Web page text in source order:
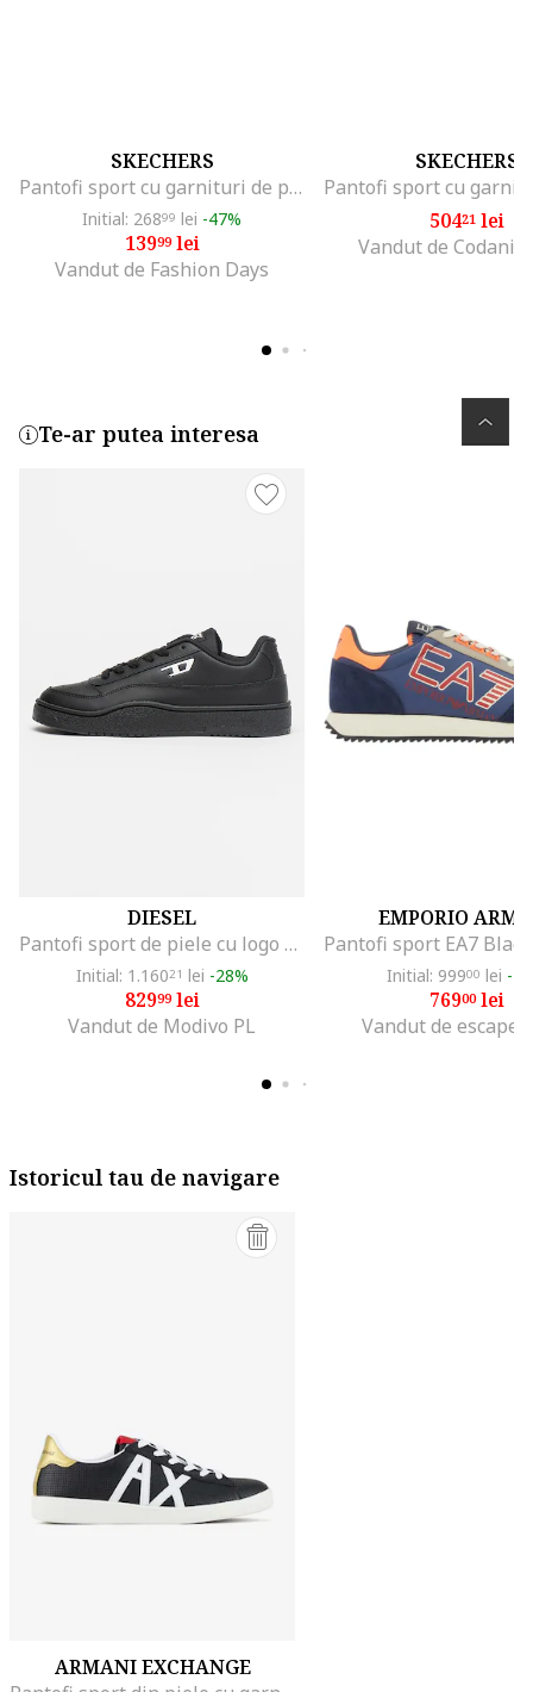
SKECHERS
Pantofi sport cu garnituri de piele intoarsa ecologica, Negru
Initial: 26899 lei -47%
13999lei
Vandut de Fashion Days
SKECHERS
50421lei
Vandut de Codani
Te-ar putea interesa
DIESEL
Pantofi sport de piele cu logo Tracker, Negru
Initial: 1.16021 lei -28%
82999lei
Vandut de Modivo PL
EMPORIO
Initial: 99900 lei -
76900lei
Vandut de escape
Istoricul tau de navigare
ARMANI EXCHANGE